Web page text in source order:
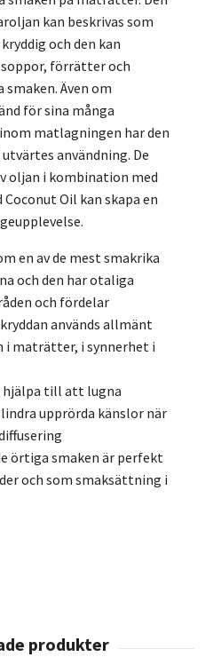
kan beskrivas som
och den kan
förrätter och
Även om
för sina många
matlagningen har den
användning. De
oljan i kombination med
Oil kan skapa en
en av de mest smakrika
och den har otaliga
och fördelar
används allmänt
i maträtter, i synnerhet i
hjälpa till att lugna
upprörda känslor när
örtiga smaken är perfekt
och som smaksättning i